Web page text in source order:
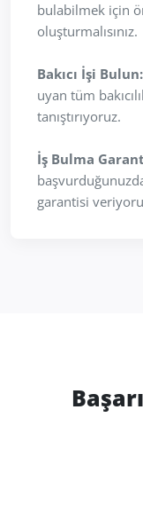
bulabilmek için
oluşturmalısınız.
Bakıcı İşi Bulun:
uyan tüm
tanıştırıyoruz.
İş Bulma
garantisi